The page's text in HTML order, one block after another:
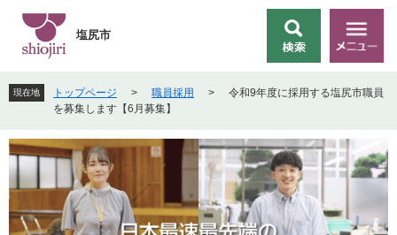
先
頭
す
。
を
飛
し
て
本
文
へ
索
メ
ニ
ー
塩尻市
現在地 トップページ > 職員採用 >
令和9年度に採用する塩尻市職員
を募集します【6月募集】